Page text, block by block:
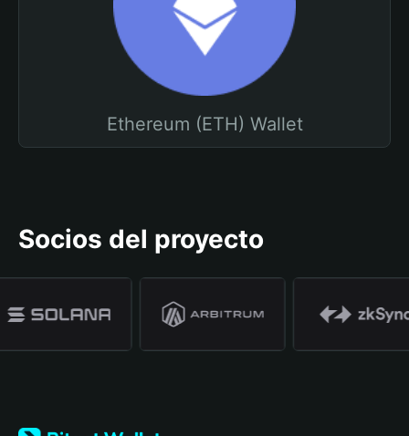
Ethereum (ETH) Wallet
Socios del proyecto